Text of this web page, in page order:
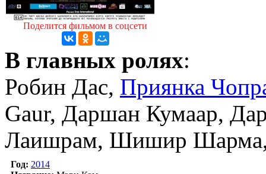
Поделится фильмом в соцсети
В главных ролях:
Робин Дас, Приянка
Gaur, Даршан Кумаар,
Лаишрам, Шишир Шарма,
Год: 2014